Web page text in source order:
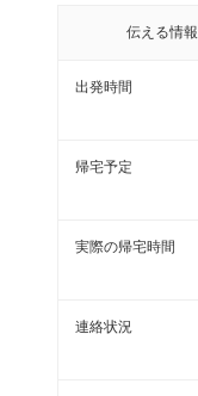
伝える情報
出発時間
帰宅予定
実際の帰宅時間
連絡状況